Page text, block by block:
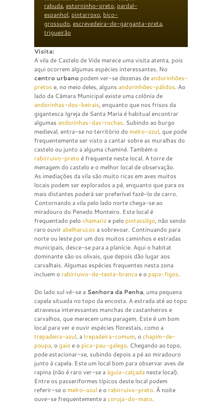
rabuda, estorninho-preto, pardal-
espanhol, pintarroxo, bico-
grossudo, escrevedeira-de-garganta-preta,
trigueirão
Visita:
A vila de Castelo de Vide merece uma visita atenta, pois
aqui ocorrem algumas espécies interessantes. No
centro urbano podem ver-se dezenas deandorinhões-
pretose, no meio deles, algunsandorinhões-pálidos. Ao
lado da Câmara Municipal existe uma colónia de
andorinhas-dos-beirais, enquanto que nos frisos da
gigantesca Igreja de Santa Maria é habitual encontrar
algumasandorinhas-das-rochas. Subindo ao burgo
medieval, entra-se no território do melro-azul, que pode
frequentemente ser visto a cantar sobre as muralhas do
castelo ou junto a alguma chaminé. Também o
rabirruivo-pretoé frequente neste local. A torre de
menagem do castelo e o melhor local de observação.
As imediações da vila são muito ricas em aves muitos
locais podem ser explorados a pé, enquanto que para os
mais distantes poderá ser preferível fazê-lo de carro.
Contornando a vila pelo lado norte chega-se ao
miradouro do Penedo Monteiro. Este local é
frequentado pelochamarize pelo pintassilgo, não sendo
raro ouvirabelharucosa sobrevoar. Continuando para
norte ou leste por um dos muitos caminhos e estradas
municipais, desce-se para a planície. Aqui o habitat
dominante são os olivais, que depois dão lugar aos
carvalhais. Algumas espécies frequentes nesta zona
incluem o rabirruivo-de-testa-brancae o papa-figos.
Do lado sul vê-se a Senhora da Penha, uma pequena
capela situada no topo da encosta. A estrada até ao topo
atravessa interessantes manchas de castanheiros e
carvalhos, que merecem uma paragem. Este é um bom
local para ver e ouvir espécies florestais, como a
trepadeira-azul, atrepadeira-comum, ochapim-de-
poupa, ogaioe o pica-pau-galego. Chegando ao topo,
pode estacionar-se, subindo depois a pé ao miradouro
junto à capela. Este um local bom para observar aves de
rapina (não é raro ver-se aáguia-calçada neste local).
Entre os passeriformes típicos deste local podem
referir-se o melro-azule o rabirruivo-preto. À noite
ouve-se frequentemente acoruja-do-mato.